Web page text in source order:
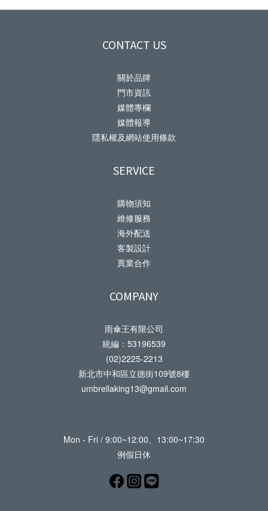
CONTACT US
關於品牌
門市資訊
媒體專欄
媒體報導
隱私權及網站使用條款
SERVICE
購物須知
維修服務
海外配送
客製設計
異業合作
COMPANY
雨傘王有限公司
統編：53196539
(02)2225-2213
新北市中和區立德街109號8樓
umbrellaking13@gmail.com
Mon - Fri / 9:00~12:00、13:00~17:30
例假日休